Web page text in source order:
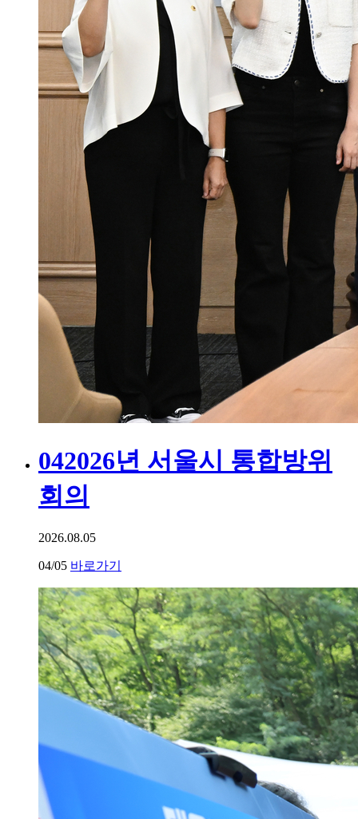
042026년 서울시 통합방위
회의
2026.08.05
04/05 바로가기